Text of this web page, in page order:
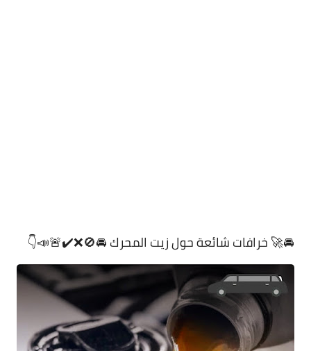
🚘🚀 خرافات شائعة حول زيت المحرك 🚘🚫❌️✔️🚨📣👇